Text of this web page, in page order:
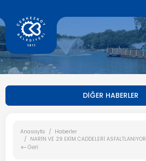
DİĞER HABERLER
Anasayfa
Haberler
NARİN VE 29 EKİM CADDELERİ ASFALTLANIYOR
Geri